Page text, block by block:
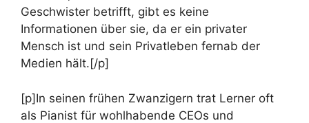
Geschwister betrifft, gibt es keine
Informationen über sie, da er ein privater
Mensch ist und sein Privatleben fernab der
Medien hält.[/p]
[p]In seinen frühen Zwanzigern trat Lerner oft
als Pianist für wohlhabende CEOs und